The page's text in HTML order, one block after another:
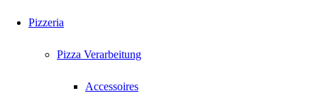
Pizzeria
Pizza Verarbeitung
Accessoires